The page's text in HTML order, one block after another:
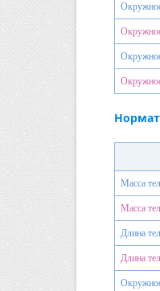
Масса
Масса
Длина
Длина